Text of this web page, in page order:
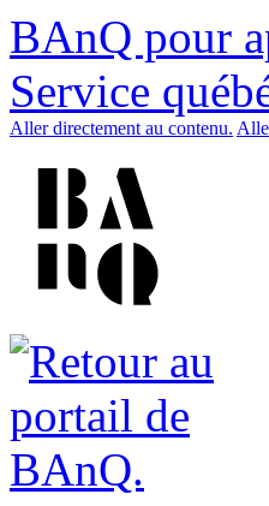
BAnQ pour
Service
Aller directement au contenu.